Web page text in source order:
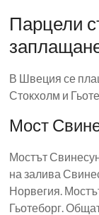
Парцели
В Швеция се
Стокхолм и
Мост
Мостът
на залива
Норвегия.
Гьотеборг.